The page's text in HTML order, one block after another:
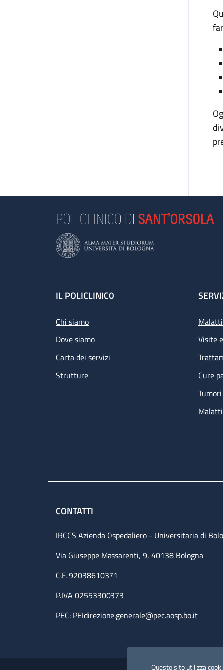
Questo sito utilizza
Footer
IL POLICLINICO
Chi siamo
Dove siamo
Carta dei servizi
Strutture
Visite
Cure
CONTATTI
IRCCS Azienda Ospedaliero - Universitaria di
Via Giuseppe Massarenti, 9, 40138 Bologna
C.F. 92038610371
P.IVA 02553300373
PEC: PEIdirezione.generale@pec.aosp.bo.it